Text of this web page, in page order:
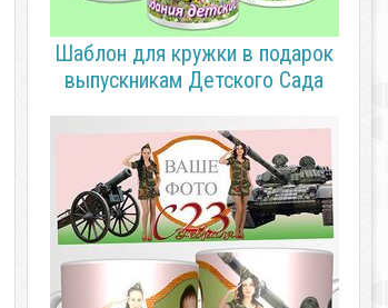
Шаблон для кружки в подарок
выпускникам Детского Сада